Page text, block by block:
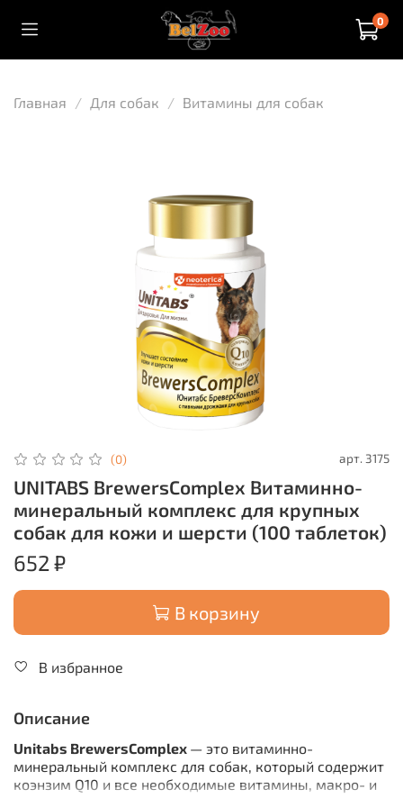
0
Главная Для собак Витамины для собак
(0) арт. 3175
UNITABS BrewersComplex Витаминно-
минеральный комплекс для крупных
собак для кожи и шерсти (100 таблеток)
652 ₽
В корзину
В избранное
Описание
Unitabs BrewersComplex — это витаминно-
минеральный комплекс для собак, который содержит
коэнзим Q10 и все необходимые витамины, макро- и